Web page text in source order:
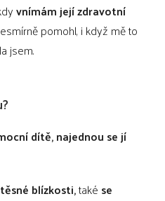
vnímám její zdravotní
pomohl, i když mě to
jsem.
dítě, najednou se jí
blízkosti,také se